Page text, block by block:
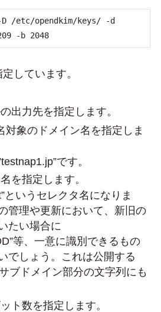
D /etc/opendkim/keys/ -d
-b 2048
しています。
出力先を指定します。
対象のドメイン名を指定しま
です。
を指定します。
というセレクタ名になりま
管理や更新において、新旧の
たい場合に
等、一意に識別できるもの
でしょう。これは公開する
ブドメイン部分の文字列にも
ト数を指定します。